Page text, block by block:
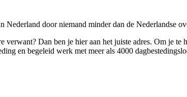
door niemand minder dan de Nederlandse
Dan ben je hier aan het juiste adres. Om je
en begeleid werk met meer als 4000